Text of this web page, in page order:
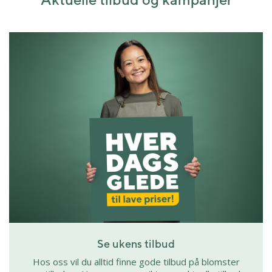
Se ukens tilbud
Hos oss vil du alltid finne gode tilbud på blomster